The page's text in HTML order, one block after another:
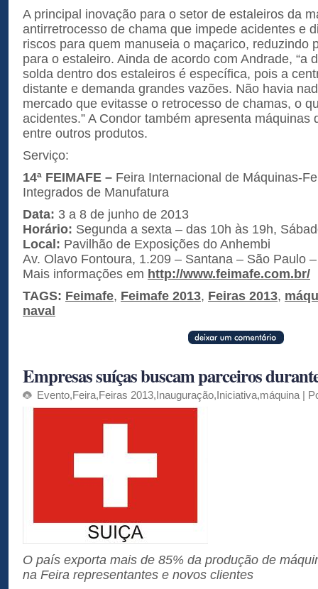
A principal inovação para o setor de estaleiros da
antirretrocesso de chama que impede acidentes e
riscos para quem manuseia o maçarico, reduzindo
para o estaleiro. Ainda de acordo com Andrade, “a
solda dentro dos estaleiros é específica, pois a
distante e demanda grandes vazões. Não havia
mercado que evitasse o retrocesso de chamas, o
acidentes.” A Condor também apresenta máquinas
entre outros produtos.
Serviço:
14ª FEIMAFE – Feira Internacional de Máquinas-
Integrados de Manufatura
Data: 3 a 8 de junho de 2013
Horário: Segunda a sexta – das 10h às 19h,
Local: Pavilhão de Exposições do Anhembi
Av. Olavo Fontoura, 1.209 – Santana – São Paulo
Mais informações em http://www.feimafe.com.br/
TAGS: Feimafe, Feimafe 2013, Feiras 2013,
naval
Empresas suíças buscam parceiros
Evento,Feira,Feiras 2013,Inauguração,Iniciativa,máquina |
O país exporta mais de 85% da produção de
na Feira representantes e novos clientes